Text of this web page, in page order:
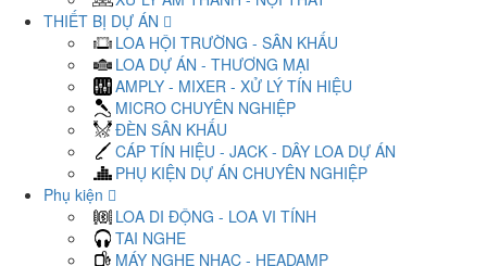
THIẾT BỊ DỰ ÁN
LOA HỘI TRƯỜNG - SÂN KHẤU
LOA DỰ ÁN - THƯƠNG MẠI
AMPLY - MIXER - XỬ LÝ TÍN HIỆU
MICRO CHUYÊN NGHIỆP
ĐÈN SÂN KHẤU
CÁP TÍN HIỆU - JACK - DÂY LOA DỰ ÁN
PHỤ KIỆN DỰ ÁN CHUYÊN NGHIỆP
Phụ kiện
LOA DI ĐỘNG - LOA VI TÍNH
TAI NGHE
MÁY NGHE NHẠC - HEADAMP